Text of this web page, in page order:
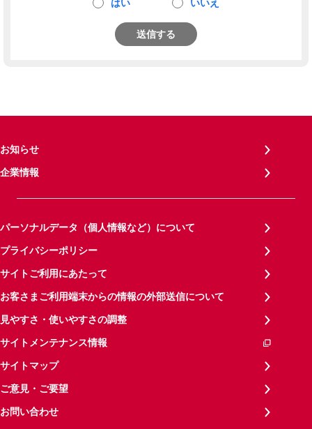
はい いいえ
送信する
お知らせ
企業情報
パーソナルデータ（個人情報など）について
プライバシーポリシー
サイトご利用にあたって
お客さまご利用端末からの情報の外部送信について
見やすさ・使いやすさの調整
サイトメンテナンス情報
サイトマップ
ご意見・ご要望
お問い合わせ